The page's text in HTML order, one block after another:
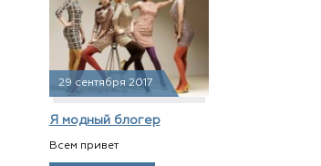
29 сентября 2017
Я модный блогер
Всем привет